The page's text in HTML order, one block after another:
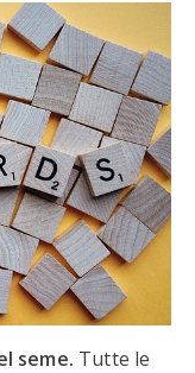
seme. Tutte le